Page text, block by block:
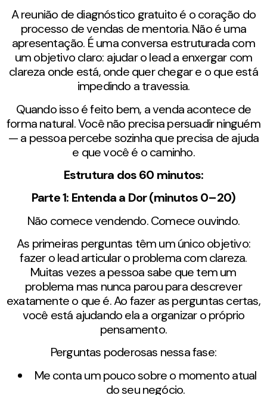
A reunião de diagnóstico gratuito é o coração do
processo de vendas de mentoria. Não é uma
apresentação. É uma conversa estruturada com
um objetivo claro: ajudar o lead a enxergar com
clareza onde está, onde quer chegar e o que está
impedindo a travessia.
Quando isso é feito bem, a venda acontece de
forma natural. Você não precisa persuadir ninguém
— a pessoa percebe sozinha que precisa de ajuda
e que você é o caminho.
Estrutura dos 60 minutos:
Parte 1: Entenda a Dor (minutos 0–20)
Não comece vendendo. Comece ouvindo.
As primeiras perguntas têm um único objetivo:
fazer o lead articular o problema com clareza.
Muitas vezes a pessoa sabe que tem um
problema mas nunca parou para descrever
exatamente o que é. Ao fazer as perguntas certas,
você está ajudando ela a organizar o próprio
pensamento.
Perguntas poderosas nessa fase:
Me conta um pouco sobre o momento atual
do seu negócio.